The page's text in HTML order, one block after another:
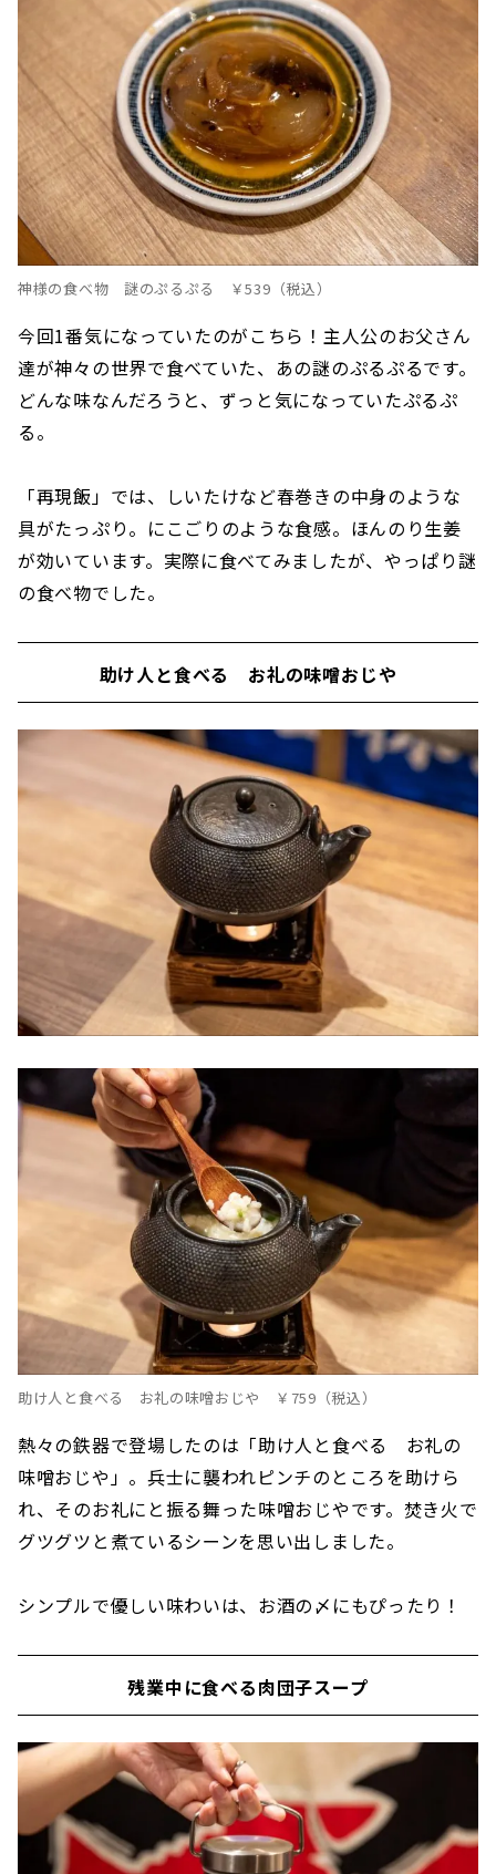
神様の食べ物 謎のぷるぷる ￥539（税込）
今回1番気になっていたのがこちら！主人公のお父さん
達が神々の世界で食べていた、あの謎のぷるぷるです。
どんな味なんだろうと、ずっと気になっていたぷるぷ
る。
「再現飯」では、しいたけなど春巻きの中身のような
具がたっぷり。にこごりのような食感。ほんのり生姜
が効いています。実際に食べてみましたが、やっぱり謎
の食べ物でした。
助け人と食べる お礼の味噌おじや
助け人と食べる お礼の味噌おじや ￥759（税込）
熱々の鉄器で登場したのは「助け人と食べる お礼の
味噌おじや」。兵士に襲われピンチのところを助けら
れ、そのお礼にと振る舞った味噌おじやです。焚き火で
グツグツと煮ているシーンを思い出しました。
シンプルで優しい味わいは、お酒の〆にもぴったり！
残業中に食べる肉団子スープ